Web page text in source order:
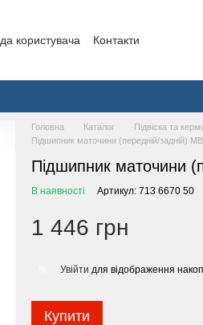
користувача Контакти
Головна Каталог Підвіска та
Підшипник маточини (передній/задній)
Підшипник маточини
В наявності Артикул: 713 6670 50
1 446 грн
Увійти для відображення
Купити